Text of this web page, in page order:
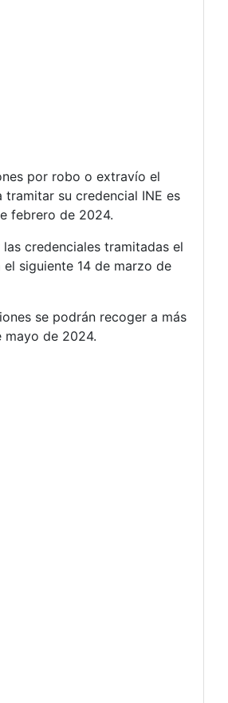
por robo o extravío el
tramitar su credencial INE es
febrero de 2024.
credenciales tramitadas el
siguiente 14 de marzo de
se podrán recoger a más
de 2024.